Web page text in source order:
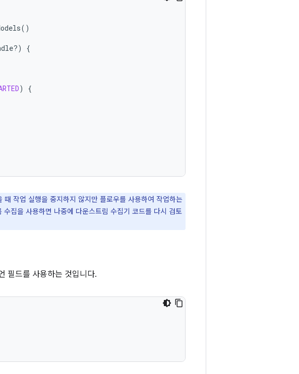
()
{
)
{
때 작업 실행을 중지하지 않지만 플로우를 사용하여 작업하는
집을 사용하면 나중에 다운스트림 수집기 코드를 다시 검토
필드를 사용하는 것입니다.